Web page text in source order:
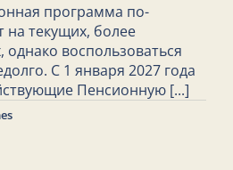
программа по-
на текущих, более
однако воспользоваться
С 1 января 2027 года
Пенсионную [...]